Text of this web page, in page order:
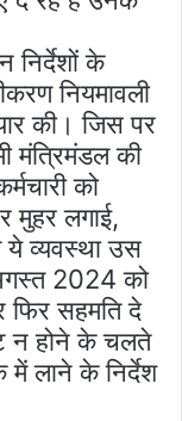
निर्देशों के
नियमावली
की। जिस पर
मंत्रिमंडल की
को
मुहर लगाई,
व्यवस्था उस
2024 को
फिर सहमति दे
न होने के चलते
लाने के निर्देश